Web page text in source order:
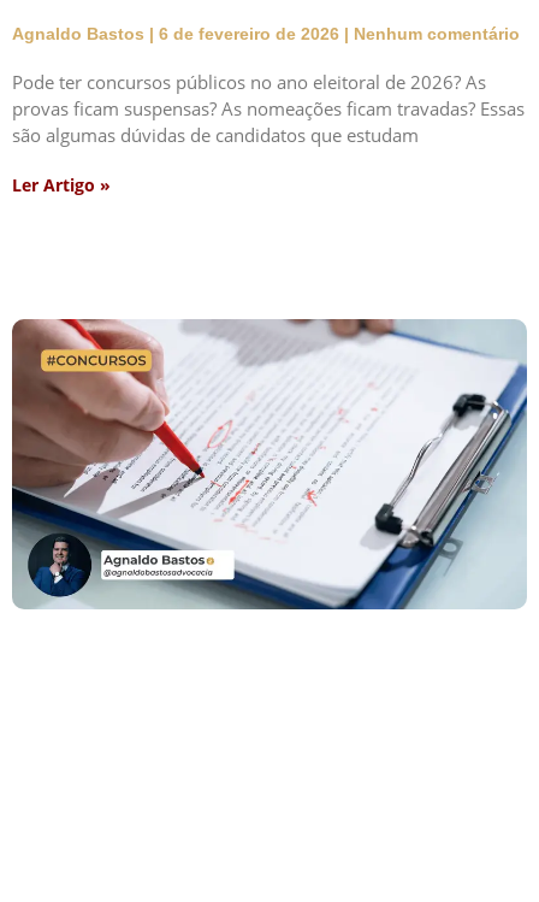
Agnaldo Bastos 6 de fevereiro de 2026 Nenhum comentário
Pode ter concursos públicos no ano eleitoral de 2026? As
provas ficam suspensas? As nomeações ficam travadas? Essas
são algumas dúvidas de candidatos que estudam
Ler Artigo »